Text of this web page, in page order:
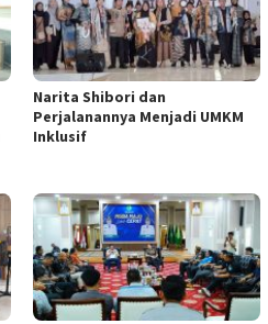
Narita Shibori dan
Perjalanannya Menjadi UMKM
Inklusif